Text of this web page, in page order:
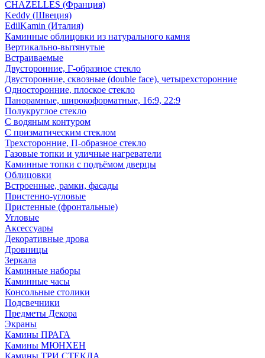
CHAZELLES (Франция)
Keddy (Швеция)
EdilKamin (Италия)
Каминные облицовки из натурального камня
Вертикально-вытянутые
Встраиваемые
Двусторонние, Г-образное стекло
Двусторонние, сквозные (double face), четырехсторонние
Односторонние, плоское стекло
Панорамные, широкоформатные, 16:9, 22:9
Полукруглое стекло
С водяным контуром
С призматическим стеклом
Трехсторонние, П-образное стекло
Газовые топки и уличные нагреватели
Каминные топки с подъёмом дверцы
Облицовки
Встроенные, рамки, фасады
Пристенно-угловые
Пристенные (фронтальные)
Угловые
Аксессуары
Декоративные дрова
Дровницы
Зеркала
Каминные наборы
Каминные часы
Консольные столики
Подсвечники
Предметы Декора
Экраны
Камины ПРАГА
Камины МЮНХЕН
Камины ТРИ СТЕКЛА